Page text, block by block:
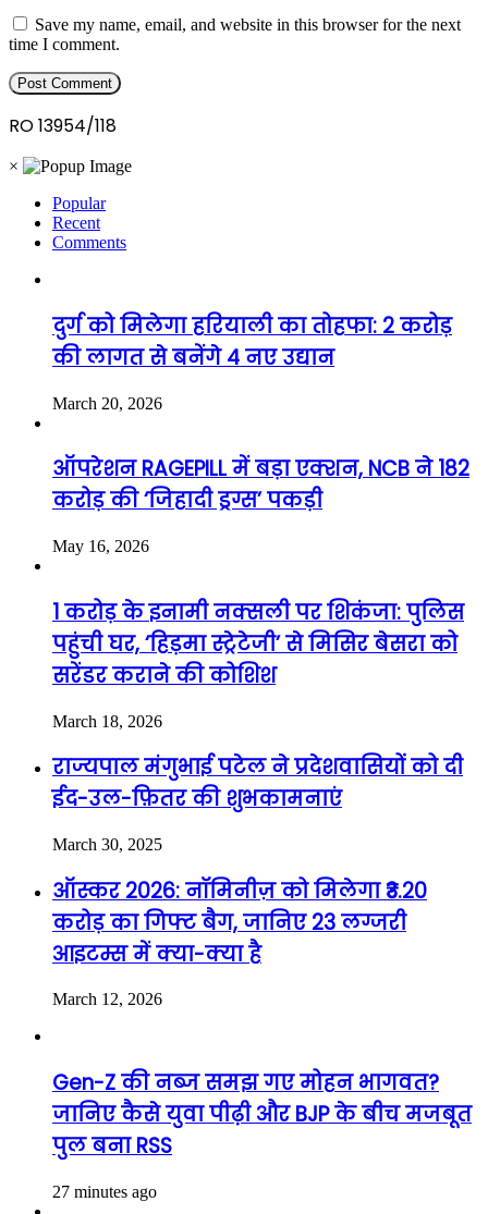
Save my name, email, and website in this browser for the next
time I comment.
RO 13954/118
×
Popular
Recent
Comments
दुर्ग को मिलेगा हरियाली का तोहफा: 2 करोड़
की लागत से बनेंगे 4 नए उद्यान
March 20, 2026
ऑपरेशन RAGEPILL में बड़ा एक्शन, NCB ने 182
करोड़ की ‘जिहादी ड्रग्स’ पकड़ी
May 16, 2026
1 करोड़ के इनामी नक्सली पर शिकंजा: पुलिस
पहुंची घर, ‘हिड़मा स्ट्रेटेजी’ से मिसिर बेसरा को
सरेंडर कराने की कोशिश
March 18, 2026
राज्यपाल मंगुभाई पटेल ने प्रदेशवासियों को दी
ईद-उल-फ़ितर की शुभकामनाएं
March 30, 2025
ऑस्कर 2026: नॉमिनीज़ को मिलेगा ₹3.20
करोड़ का गिफ्ट बैग, जानिए 23 लग्जरी
आइटम्स में क्या-क्या है
March 12, 2026
Gen-Z की नब्ज समझ गए मोहन भागवत?
जानिए कैसे युवा पीढ़ी और BJP के बीच मजबूत
पुल बना RSS
27 minutes ago